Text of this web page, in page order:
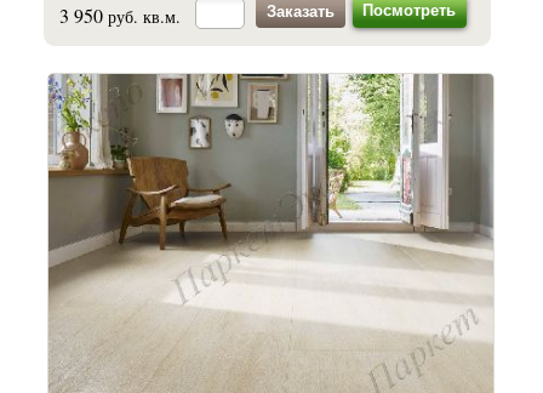
3 950 руб. кв.м.
Посмотреть